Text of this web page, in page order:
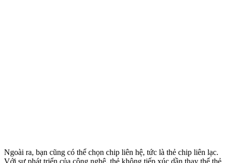
Ngoài ra, bạn cũng có thể chọn chip liên hệ, tức là thẻ chip liên lạc.
Với sự phát triển của công nghệ, thẻ không tiếp xúc dần thay thế thẻ